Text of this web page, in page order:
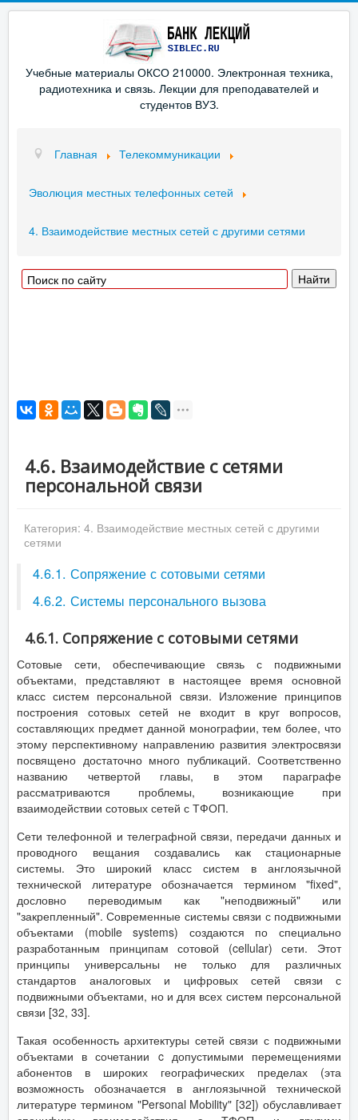
Учебные материалы ОКСО 210000. Электронная техника,
радиотехника и связь. Лекции для преподавателей и
студентов ВУЗ.
Главная Телекоммуникации
Эволюция местных телефонных сетей
4. Взаимодействие местных сетей с другими сетями
4.6. Взаимодействие с сетями
персональной связи
Категория: 4. Взаимодействие местных сетей с другими
сетями
4.6.1. Сопряжение с сотовыми сетями
4.6.2. Системы персонального вызова
4.6.1. Сопряжение с сотовыми сетями
Сотовые сети, обеспечивающие связь с подвижными
объектами, представляют в настоящее время основной
класс систем персональной связи. Изложение принципов
построения сотовых сетей не входит в круг вопросов,
составляющих предмет данной монографии, тем более, что
этому перспективному направлению развития электросвязи
посвящено достаточно много публикаций. Соответственно
названию четвертой главы, в этом параграфе
рассматриваются проблемы, возникающие при
взаимодействии сотовых сетей с ТФОП.
Сети телефонной и телеграфной связи, передачи данных и
проводного вещания создавались как стационарные
системы. Это широкий класс систем в англоязычной
технической литературе обозначается термином "fixed",
дословно переводимым как "неподвижный" или
"закрепленный". Современные системы связи с подвижными
объектами (mobile systems) создаются по специально
разработанным принципам сотовой (cellular) сети. Этот
принципы универсальны не только для различных
стандартов аналоговых и цифровых сетей связи с
подвижными объектами, но и для всех систем персональной
связи [32, 33].
Такая особенность архитектуры сетей связи с подвижными
объектами в сочетании c допустимыми перемещениями
абонентов в широких географических пределах (эта
возможность обозначается в англоязычной технической
литературе термином "Personal Mobility" [32]) обуславливает